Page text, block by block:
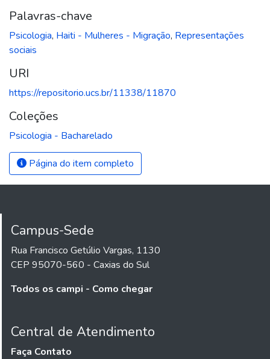
Palavras-chave
Psicologia, Haiti - Mulheres - Migração, Representações
sociais
URI
https://repositorio.ucs.br/11338/11870
Coleções
Psicologia - Bacharelado
Página do item completo
Campus-Sede
Rua Francisco Getúlio Vargas, 1130
CEP 95070-560 - Caxias do Sul
Todos os campi - Como chegar
Central de Atendimento
Faça Contato